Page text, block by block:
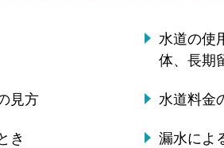
水道の使
体、長期
見方
水道料金
き
漏水によ